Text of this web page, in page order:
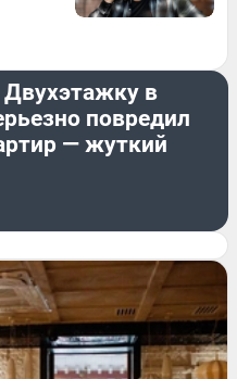
Двухэтажку в
повредил
— жуткий